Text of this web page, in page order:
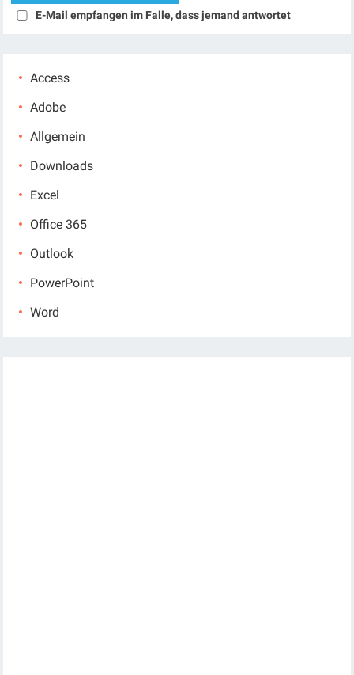
E-Mail empfangen im Falle, dass jemand antwortet
Access
Adobe
Allgemein
Downloads
Excel
Office 365
Outlook
PowerPoint
Word